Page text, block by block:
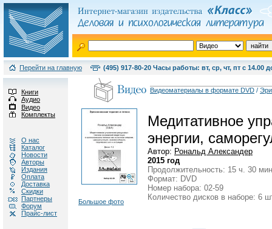
Перейти на главную (495) 917-80-20 Часы работы: вт, ср, чт, пт с 14.00
Книги
Аудио
Видео
Комплекты
О нас
Каталог
Новости
Авторы
Издания
Оплата
Доставка
Скидки
Партнеры
Форум
Прайс-лист
Видеоматериалы в формате DVD /
Большое фото
Медитативное
энергии,
Автор: Рональд Александер
2015 год
Продолжительность: 15 ч. 30
Формат: DVD
Номер набора: 02-59
Количество дисков в наборе: 6